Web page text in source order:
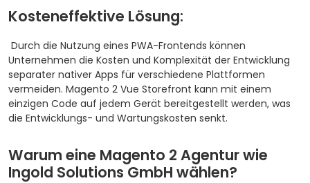
Kosteneffektive Lösung:
Durch die Nutzung eines PWA-Frontends können
Unternehmen die Kosten und Komplexität der Entwicklung
separater nativer Apps für verschiedene Plattformen
vermeiden. Magento 2 Vue Storefront kann mit einem
einzigen Code auf jedem Gerät bereitgestellt werden, was
die Entwicklungs- und Wartungskosten senkt.
Warum eine Magento 2 Agentur wie
Ingold Solutions GmbH wählen?